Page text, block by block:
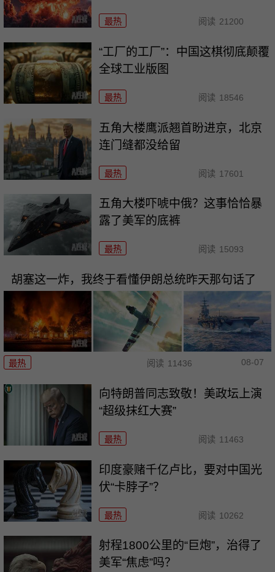
最热 阅读 21200
“工厂的工厂”：中国这棋彻底颠覆
全球工业版图
最热 阅读 18546
五角大楼鹰派翘首盼进京，北京
连门缝都没给留
最热 阅读 17601
五角大楼吓唬中俄？这事恰恰暴
露了美军的底裤
最热 阅读 15093
胡塞这一炸，我终于看懂伊朗总统昨天那句话了
最热 阅读 11436 08-07
向特朗普同志致敬！美政坛上演
“超级抹红大赛”
最热 阅读 11463
印度豪赌千亿卢比，要对中国光
伏“卡脖子”？
最热 阅读 10262
射程1800公里的“巨炮”，治得了
美军“焦虑”吗？